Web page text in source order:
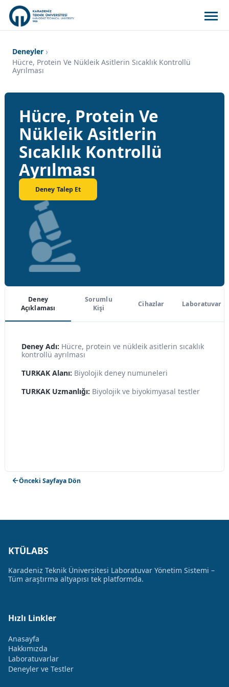
Deneyler
Hücre, Protein Ve Nükleik Asitlerin Sıcaklık Kontrollü
Ayrılması
Hücre, Protein Ve
Nükleik Asitlerin
Sıcaklık Kontrollü
Ayrılması
Deney Talep Et
Deney
Açıklaması
Sorumlu
Kişi
Cihazlar Laboratuvar
Deney Adı: Hücre, protein ve nükleik asitlerin sıcaklık
kontrollü ayrılması
TURKAK Alanı: Biyolojik deney numuneleri
TURKAK Uzmanlığı: Biyolojik ve biyokimyasal testler
Önceki Sayfaya Dön
KTÜLABS
Karadeniz Teknik Üniversitesi Laboratuvar Yönetim Sistemi –
Tüm araştırma altyapısı tek platformda.
Hızlı Linkler
Anasayfa
Hakkımızda
Laboratuvarlar
Deneyler ve Testler